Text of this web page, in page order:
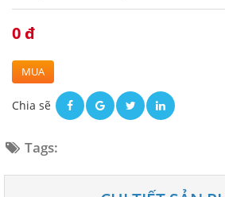
0 đ
MUA
Chia sẽ
Tags: